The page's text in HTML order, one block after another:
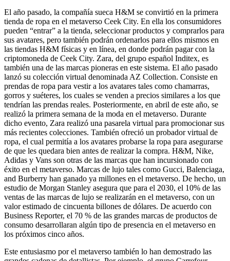
El año pasado, la compañía sueca H&M se convirtió en la primera
tienda de ropa en el metaverso Ceek City. En ella los consumidores
pueden “entrar” a la tienda, seleccionar productos y comprarlos para
sus avatares, pero también podrán ordenarlos para ellos mismos en
las tiendas H&M físicas y en línea, en donde podrán pagar con la
criptomoneda de Ceek City. Zara, del grupo español Inditex, es
también una de las marcas pioneras en este sistema. El año pasado
lanzó su colección virtual denominada AZ Collection. Consiste en
prendas de ropa para vestir a los avatares tales como chamarras,
gorros y suéteres, los cuales se venden a precios similares a los que
tendrían las prendas reales. Posteriormente, en abril de este año, se
realizó la primera semana de la moda en el metaverso. Durante
dicho evento, Zara realizó una pasarela virtual para promocionar sus
más recientes colecciones. También ofreció un probador virtual de
ropa, el cual permitía a los avatares probarse la ropa para asegurarse
de que les quedara bien antes de realizar la compra. H&M, Nike,
Adidas y Vans son otras de las marcas que han incursionado con
éxito en el metaverso. Marcas de lujo tales como Gucci, Balenciaga,
and Burberry han ganado ya millones en el metaverso. De hecho, un
estudio de Morgan Stanley asegura que para el 2030, el 10% de las
ventas de las marcas de lujo se realizarán en el metaverso, con un
valor estimado de cincuenta billones de dólares. De acuerdo con
Business Reporter, el 70 % de las grandes marcas de productos de
consumo desarrollaran algún tipo de presencia en el metaverso en
los próximos cinco años.
Este entusiasmo por el metaverso también lo han demostrado las